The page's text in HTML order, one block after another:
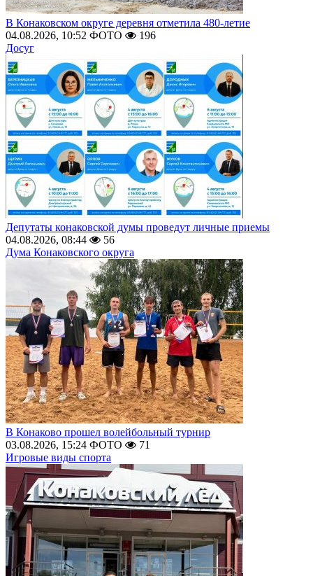
В Конаковском округе деревня отметила 480-летие
04.08.2026, 10:52 ФОТО
196
Досуг
Депутаты конаковской думы проведут личные приемы
04.08.2026, 08:44
56
Дума Конаковского округа
В Конаково прошел волейбольный турнир
03.08.2026, 15:24 ФОТО
71
Игровые виды спорта